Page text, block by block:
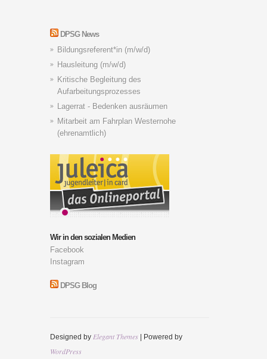
DPSG News
Bildungsreferent*in (m/w/d)
Hausleitung (m/w/d)
Kritische Begleitung des
Aufarbeitungsprozesses
Lagerrat - Bedenken ausräumen
Mitarbeit am Fahrplan Westernohe
(ehrenamtlich)
Wir in den sozialen Medien
Facebook
Instagram
DPSG Blog
Designed by Elegant Themes | Powered by
WordPress